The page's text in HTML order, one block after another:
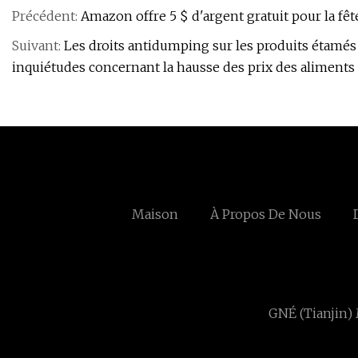
Précédent: Amazon offre 5 $ d'argent gratuit pour la
Suivant: Les droits antidumping sur les produits
inquiétudes concernant la hausse des prix des
Maison À Propos De Nous
GNÉ (Tianjin)